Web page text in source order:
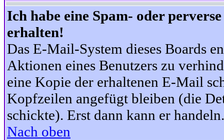
Ich habe eine Spam- oder
erhalten!
Das E-Mail-System dieses Boards
Aktionen eines Benutzers zu
eine Kopie der erhaltenen E-Mail
Kopfzeilen angefügt bleiben (die
schickte). Erst dann kann er handeln.
Nach oben